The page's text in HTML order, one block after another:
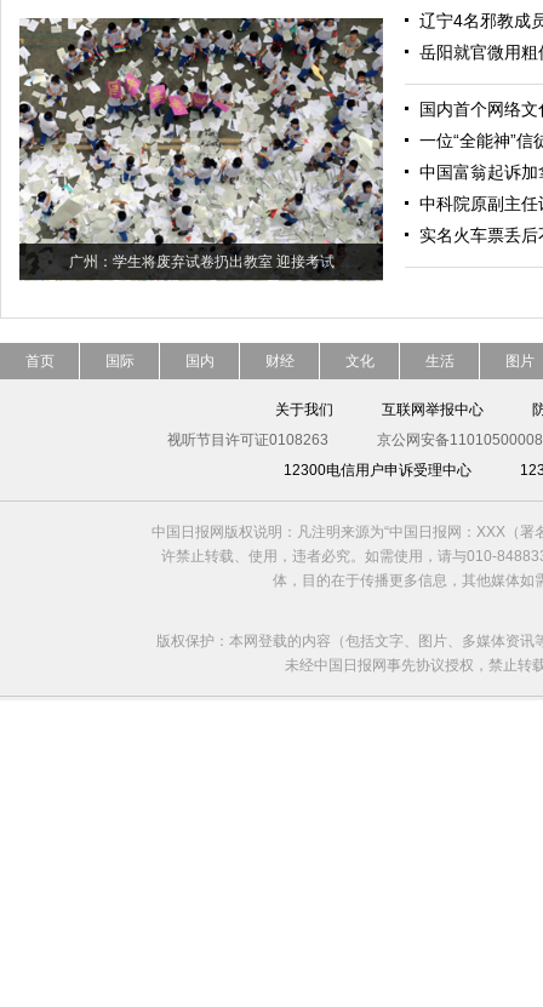
广州：学生将废弃试卷扔出教室 迎接考试
辽宁4名邪教成
岳阳就官微用
国内首个网络
一位“全能神”信
中国富翁起诉
中科院原副主
实名火车票丢
首页 国际 国内 财经 文化 生活 图片
关于我们 互联网举报中心
视听节目许可证0108263
京公网安备
12300电信用户申诉受理中心
中国日报网版权说明：凡注明来源为“中国日报网：XXX（
许禁止转载、使用，违者必究。如需使用，请与010-
体，目的在于传播更多信息，其他媒体
版权保护：本网登载的内容（包括文字、图片、多媒体资
未经中国日报网事先协议授权，禁止转